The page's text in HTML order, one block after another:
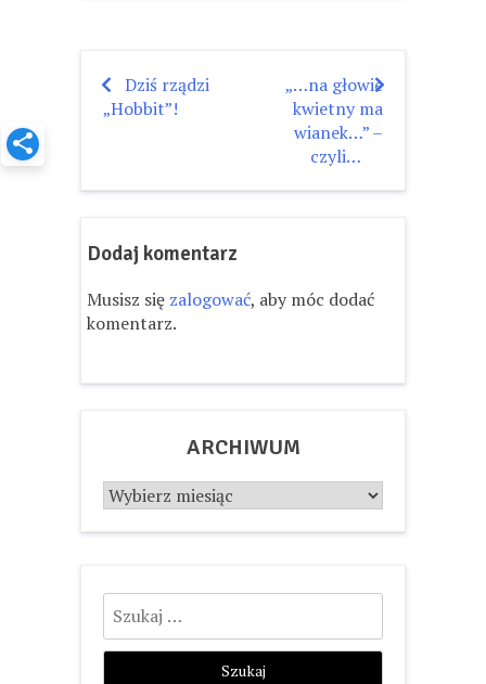
Nawigacja
Dziś rządzi
„Hobbit”!
„…na głowie
kwietny ma
wianek…” –
czyli…
Dodaj komentarz
Musisz się zalogować, aby móc dodać
komentarz.
ARCHIWUM
Archiwum
Szukaj: